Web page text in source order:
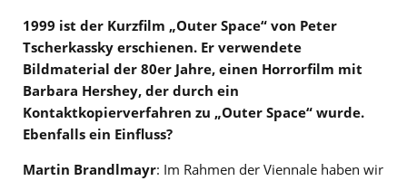
1999 ist der Kurzfilm „Outer Space“ von Peter
Tscherkassky erschienen. Er verwendete
Bildmaterial der 80er Jahre, einen Horrorfilm mit
Barbara Hershey, der durch ein
Kontaktkopierverfahren zu „Outer Space“ wurde.
Ebenfalls ein Einfluss?
Martin Brandlmayr: Im Rahmen der Viennale haben wir